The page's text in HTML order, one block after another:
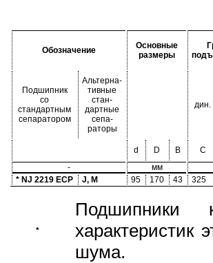
Обозначение
Основные
размеры
Подшипник
со
стандартным
сепаратором
Альтерна-
тивные
стан-
дартные
сепа-
раторы
дин.
d D B C
- мм
* NJ 2219 ECP
J, M 95 170 43 325
*
Подшипники
характеристик
шума.